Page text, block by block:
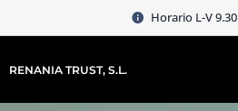
Horario L-V
RENANIA TRUST, S.L.